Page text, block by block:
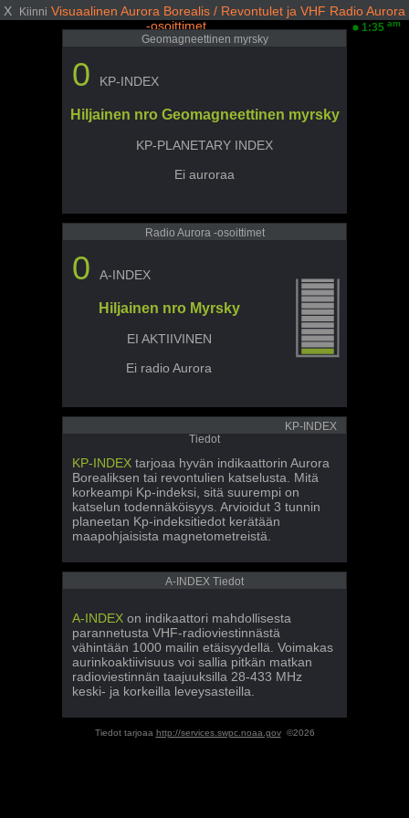
X Kiinni Visuaalinen Aurora Borealis / Revontulet ja VHF Radio Aurora
-osoittimet
1:35 am
Geomagneettinen myrsky
0 KP-INDEX
Hiljainen nro Geomagneettinen myrsky
KP-PLANETARY INDEX
Ei auroraa
Radio Aurora -osoittimet
0 A-INDEX
Hiljainen nro Myrsky
EI AKTIIVINEN
Ei radio Aurora
KP-INDEX
Tiedot
KP-INDEX tarjoaa hyvän indikaattorin Aurora
Borealiksen tai revontulien katselusta. Mitä
korkeampi Kp-indeksi, sitä suurempi on
katselun todennäköisyys. Arvioidut 3 tunnin
planeetan Kp-indeksitiedot kerätään
maapohjaisista magnetometreistä.
A-INDEX Tiedot
A-INDEX on indikaattori mahdollisesta
parannetusta VHF-radioviestinnästä
vähintään 1000 mailin etäisyydellä. Voimakas
aurinkoaktiivisuus voi sallia pitkän matkan
radioviestinnän taajuuksilla 28-433 MHz
keski- ja korkeilla leveysasteilla.
Tiedot tarjoaa http://services.swpc.noaa.gov©2026